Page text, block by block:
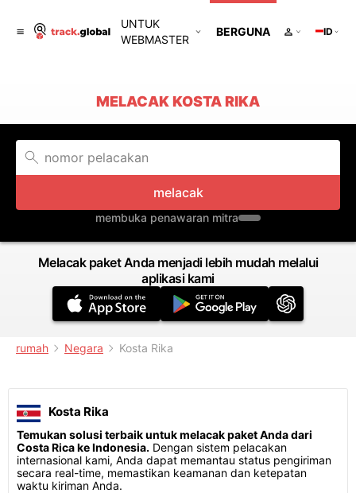
UNTUK
WEBMASTER
BERGUNA ID
MELACAK KOSTA RIKA
melacak
membuka penawaran mitra
Melacak paket Anda menjadi lebih mudah melalui
aplikasi kami
rumah Negara Kosta Rika
Kosta Rika
Temukan solusi terbaik untuk melacak paket Anda dari
Costa Rica ke Indonesia. Dengan sistem pelacakan
internasional kami, Anda dapat memantau status pengiriman
secara real-time, memastikan keamanan dan ketepatan
waktu kiriman Anda.